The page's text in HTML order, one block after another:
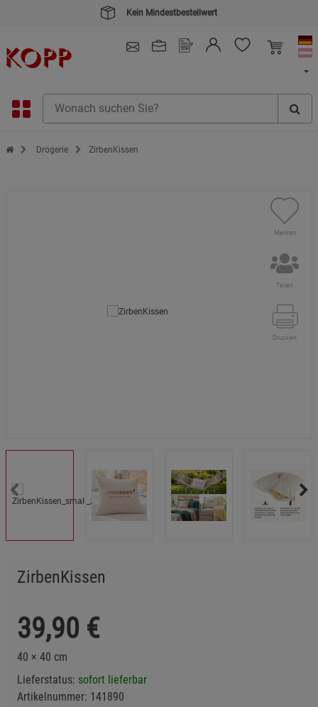
Kein Mindestbestellwert
Zur Startseite des Kopp Verlag Online-Shop
Drogerie ZirbenKissen
Merken
Teilen
Drucken
ZirbenKissen
39,90 €
40 × 40 cm
Lieferstatus: sofort lieferbar
Artikelnummer: 141890